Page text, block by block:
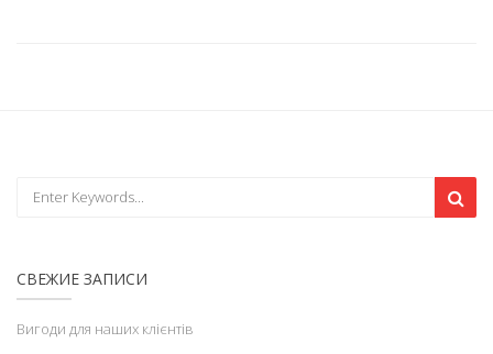
СВЕЖИЕ ЗАПИСИ
Вигоди для наших клієнтів